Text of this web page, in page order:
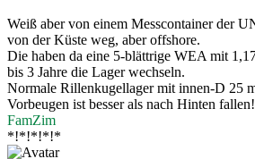
Weiß aber von einem Messcontainer der
von der Küste weg, aber offshore.
Die haben da eine 5-blättrige WEA mit
bis 3 Jahre die Lager wechseln.
Normale Rillenkugellager mit innen-D 25
Vorbeugen ist besser als nach Hinten fallen!
FamZim
*!*!*!*!*